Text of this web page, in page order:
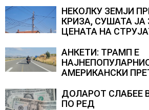
НЕКОЛКУ ЗЕМЈИ
КРИЗА, СУШАТА ЈА
ЦЕНАТА НА
АНКЕТИ: ТРАМП Е
АМЕРИКАНСКИ
резултатите од
ДОЛАРОТ СЛАБЕЕ
ПО РЕД